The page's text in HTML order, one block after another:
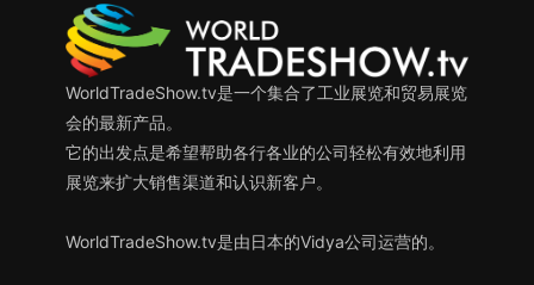
WorldTradeShow.tv是一个集合了工业展览和贸易展览
会的最新产品。
它的出发点是希望帮助各行各业的公司轻松有效地利用
展览来扩大销售渠道和认识新客户。
WorldTradeShow.tv是由日本的Vidya公司运营的。